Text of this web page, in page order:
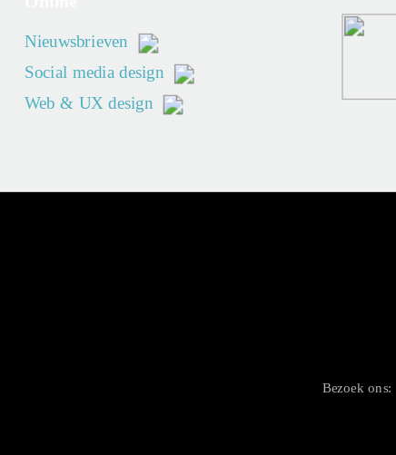
Nieuwsbrieven
Social media design
Web & UX design
Bezoek ons: